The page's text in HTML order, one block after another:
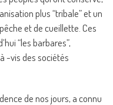
plus “tribale” et un
et de cueillette. Ces
“les barbares”,
-vis des sociétés
de nos jours, a connu